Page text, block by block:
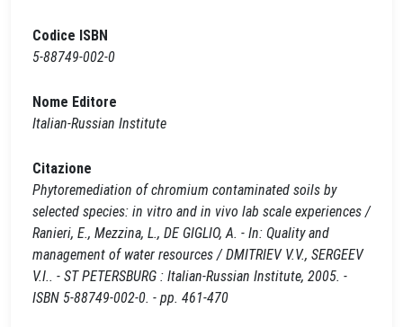
Codice ISBN
5-88749-002-0
Nome Editore
Italian-Russian Institute
Citazione
Phytoremediation of chromium contaminated soils by
selected species: in vitro and in vivo lab scale experiences /
Ranieri, E., Mezzina, L., DE GIGLIO, A. - In: Quality and
management of water resources / DMITRIEV V.V., SERGEEV
V.I.. - ST PETERSBURG : Italian-Russian Institute, 2005. -
ISBN 5-88749-002-0. - pp. 461-470